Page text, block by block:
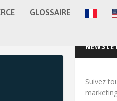
GLOSSAIRE
Suivez